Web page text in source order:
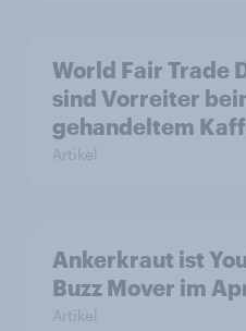
World Fair Trade
sind Vorreiter
gehandeltem
Artikel
Ankerkraut ist
Buzz Mover im
Artikel